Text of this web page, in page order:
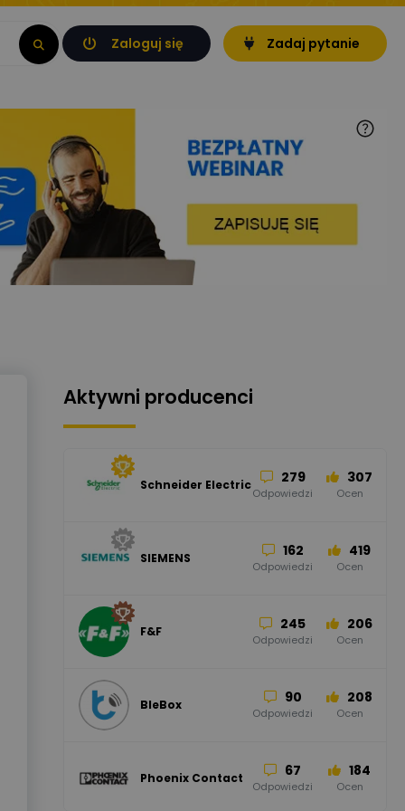
Zaloguj się Zadaj pytanie
Aktywni producenci
Schneider Electric 279
Odpowiedzi
307
Ocen
SIEMENS 162
Odpowiedzi
419
Ocen
F&F 245
Odpowiedzi
206
Ocen
BleBox 90
Odpowiedzi
208
Ocen
Phoenix Contact 67
Odpowiedzi
184
Ocen